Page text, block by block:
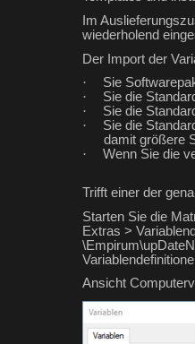
Im
wiederholend
Der Import der
·
Sie
·
Sie die
·
Sie die
·
Sie die
damit größere
·
Wenn Sie die
Trifft einer der
Starten Sie die
Extras >
Ansicht